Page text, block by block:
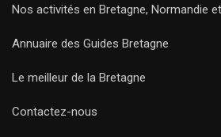
Nos activités en Bretagne, Normandie
Annuaire des Guides Bretagne
Le meilleur de la Bretagne
Contactez-nous